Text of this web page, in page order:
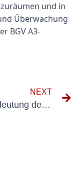
und in
Überwachung
BGV A3-
NEXT
Die Bedeutung der BGV A3 Elektrische Anlagen und Geräte verstehen